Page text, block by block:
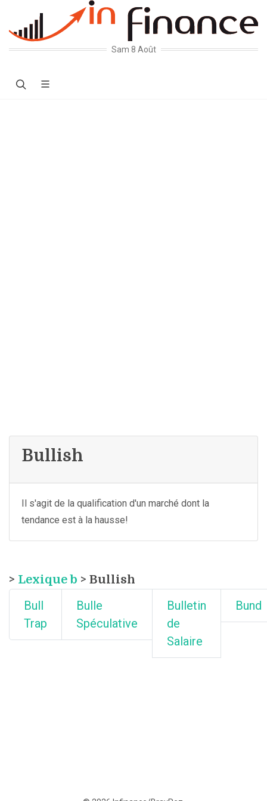
Sam 8 Août
Bullish
Il s'agit de la qualification d'un marché dont la
tendance est à la hausse!
> Lexique b > Bullish
Bull
Trap
Bulle
Spéculative
Bulletin
de
Salaire
Bund